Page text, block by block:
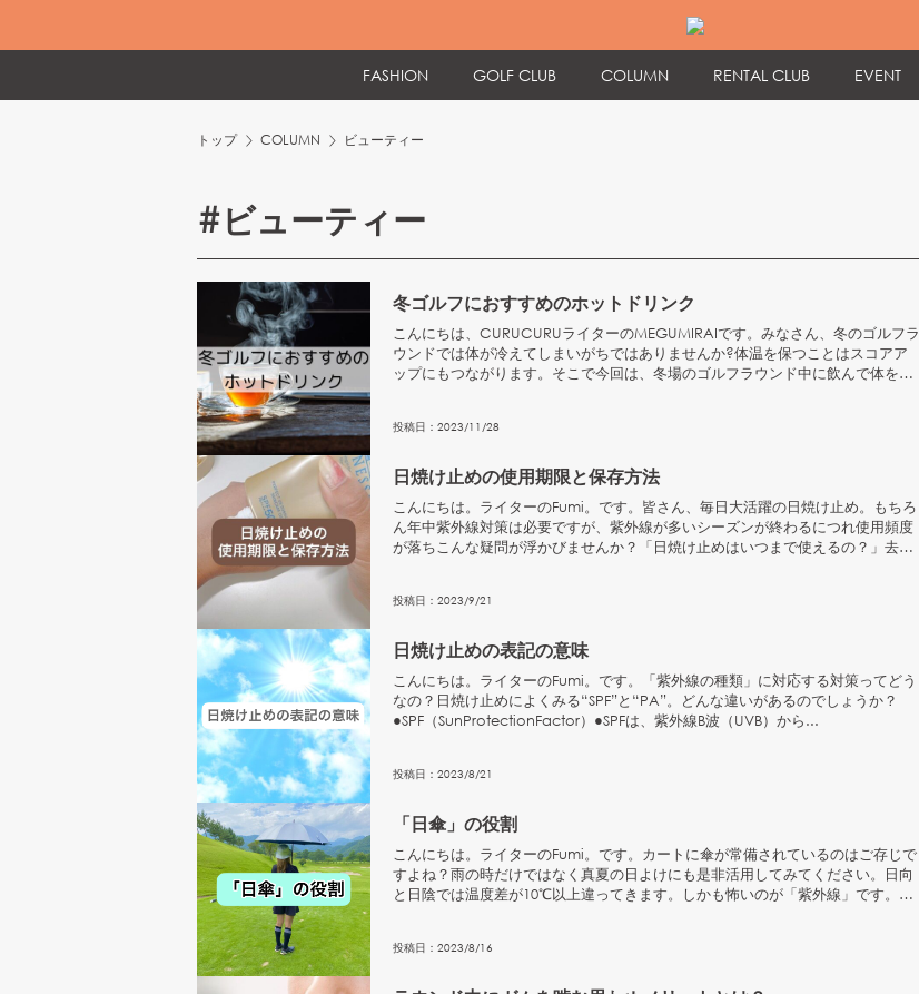
FASHION GOLF CLUB COLUMN RENTAL CLUB EVENT
トップ COLUMN ビューティー
#ビューティー
冬ゴルフにおすすめのホットドリンク
こんにちは、CURUCURUライターのMEGUMIRAIです。みなさん、冬のゴルフラ
ウンドでは体が冷えてしまいがちではありませんか?体温を保つことはスコアア
ップにもつながります。そこで今回は、冬場のゴルフラウンド中に飲んで体を温
投稿日： 2023/11/28
日焼け止めの使用期限と保存方法
こんにちは。ライターのFumi。です。皆さん、毎日大活躍の日焼け止め。もちろ
ん年中紫外線対策は必要ですが、紫外線が多いシーズンが終わるにつれ使用頻度
が落ちこんな疑問が浮かびませんか？「日焼け止めはいつまで使えるの？」去年
投稿日： 2023/9/21
日焼け止めの表記の意味
こんにちは。ライターのFumi。です。「紫外線の種類」に対応する対策ってどう
なの？日焼け止めによくみる“SPF”と“PA”。どんな違いがあるのでしょうか？
●SPF（SunProtectionFactor）●SPFは、紫外線B波（UVB）から...
投稿日： 2023/8/21
「日傘」の役割
こんにちは。ライターのFumi。です。カートに傘が常備されているのはご存じで
すよね？雨の時だけではなく真夏の日よけにも是非活用してみてください。日向
と日陰では温度差が10℃以上違ってきます。しかも怖いのが「紫外線」です。紫
投稿日： 2023/8/16